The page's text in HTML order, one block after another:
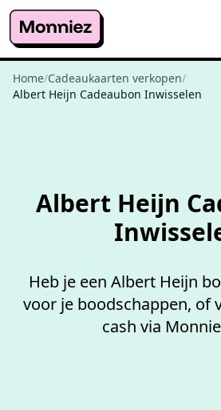
Home/Cadeaukaarten verkopen/
Albert Heijn Cadeaubon Inwisselen
Albert Heijn
Heb je een Albert Heijn
voor je boodschappen, of
cash via